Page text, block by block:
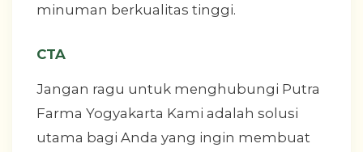
minuman berkualitas tinggi.
CTA
Jangan ragu untuk menghubungi Putra
Farma Yogyakarta Kami adalah solusi
utama bagi Anda yang ingin membuat